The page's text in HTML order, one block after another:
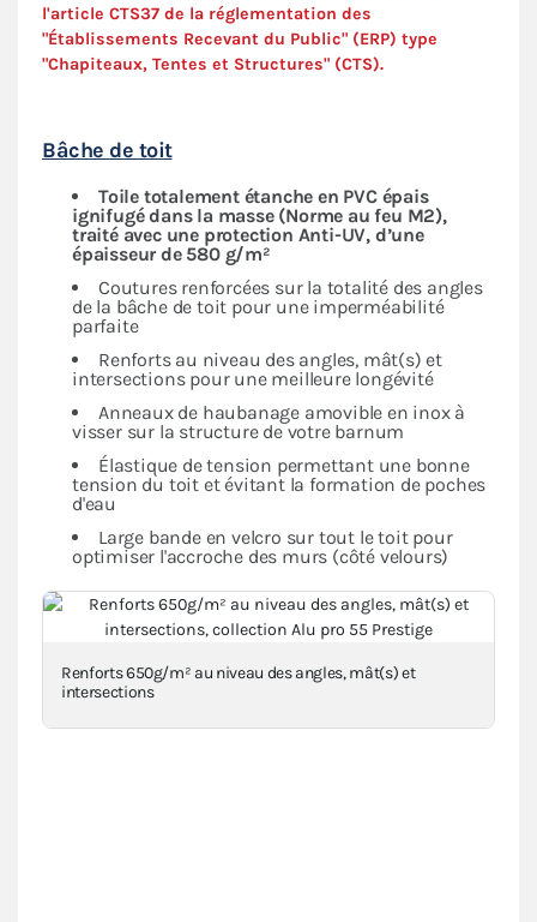
l'article CTS37 de la réglementation des
"Établissements Recevant du Public" (ERP) type
"Chapiteaux, Tentes et Structures" (CTS).
Bâche de toit
Toile totalement étanche en PVC épais
ignifugé dans la masse (Norme au feu M2),
traité avec une protection Anti-UV, d’une
épaisseur de 580 g/m²
Coutures renforcées sur la totalité des angles
de la bâche de toit pour une imperméabilité
parfaite
Renforts au niveau des angles, mât(s) et
intersections pour une meilleure longévité
Anneaux de haubanage amovible en inox à
visser sur la structure de votre barnum
Élastique de tension permettant une bonne
tension du toit et évitant la formation de poches
d'eau
Large bande en velcro sur tout le toit pour
optimiser l'accroche des murs (côté velours)
Renforts 650g/m² au niveau des angles, mât(s) et
intersections